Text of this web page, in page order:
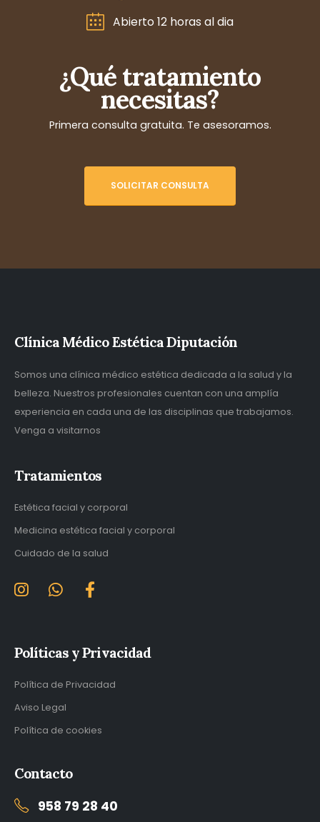
Abierto 12 horas al dia
¿Qué tratamiento
necesitas?
Primera consulta gratuita. Te asesoramos.
SOLICITAR CONSULTA
Clínica Médico Estética Diputación
Somos una clínica médico estética dedicada a la salud y la
belleza. Nuestros profesionales cuentan con una amplía
experiencia en cada una de las disciplinas que trabajamos.
Venga a visitarnos
Tratamientos
Estética facial y corporal
Medicina estética facial y corporal
Cuidado de la salud
Políticas y Privacidad
Política de Privacidad
Aviso Legal
Política de cookies
Contacto
958 79 28 40